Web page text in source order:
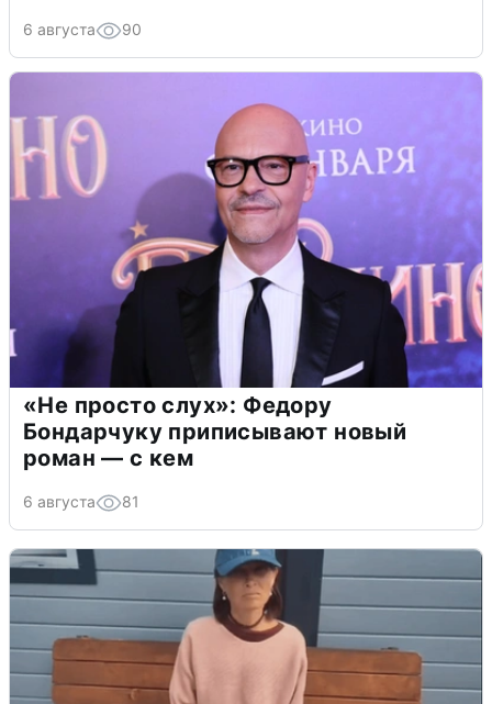
6 августа 90
«Не просто слух»: Федору
Бондарчуку приписывают новый
роман — с кем
6 августа 81